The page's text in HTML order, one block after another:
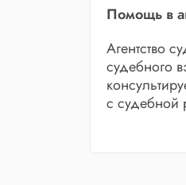
Помощь в
Агентство
судебного
с судебной